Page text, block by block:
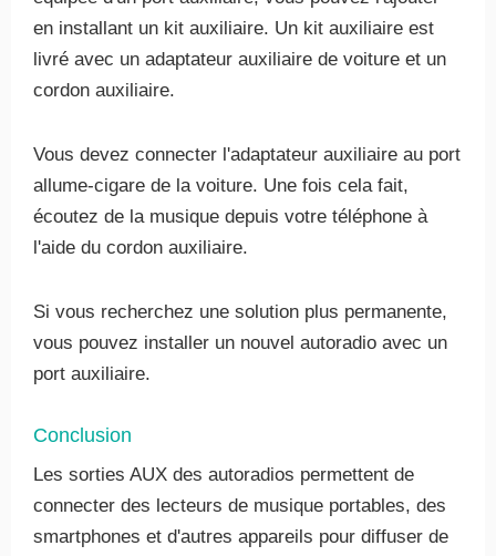
en installant un kit auxiliaire. Un kit auxiliaire est
livré avec un adaptateur auxiliaire de voiture et un
cordon auxiliaire.
Vous devez connecter l'adaptateur auxiliaire au port
allume-cigare de la voiture. Une fois cela fait,
écoutez de la musique depuis votre téléphone à
l'aide du cordon auxiliaire.
Si vous recherchez une solution plus permanente,
vous pouvez installer un nouvel autoradio avec un
port auxiliaire.
Conclusion
Les sorties AUX des autoradios permettent de
connecter des lecteurs de musique portables, des
smartphones et d'autres appareils pour diffuser de